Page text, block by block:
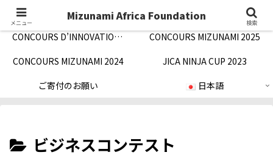
Concept/ご挨拶
Notification/お知らせ
CONCOURS D’INNOVATION MIZUNAMI 2026
CONCOURS MIZUNAMI 2025
CONCOURS MIZUNAMI 2024
JICA NINJA CUP 2023
ご寄付のお願い
日本語
ビジネスコンテスト
メニュー
Mizunami Africa Foundation
検索